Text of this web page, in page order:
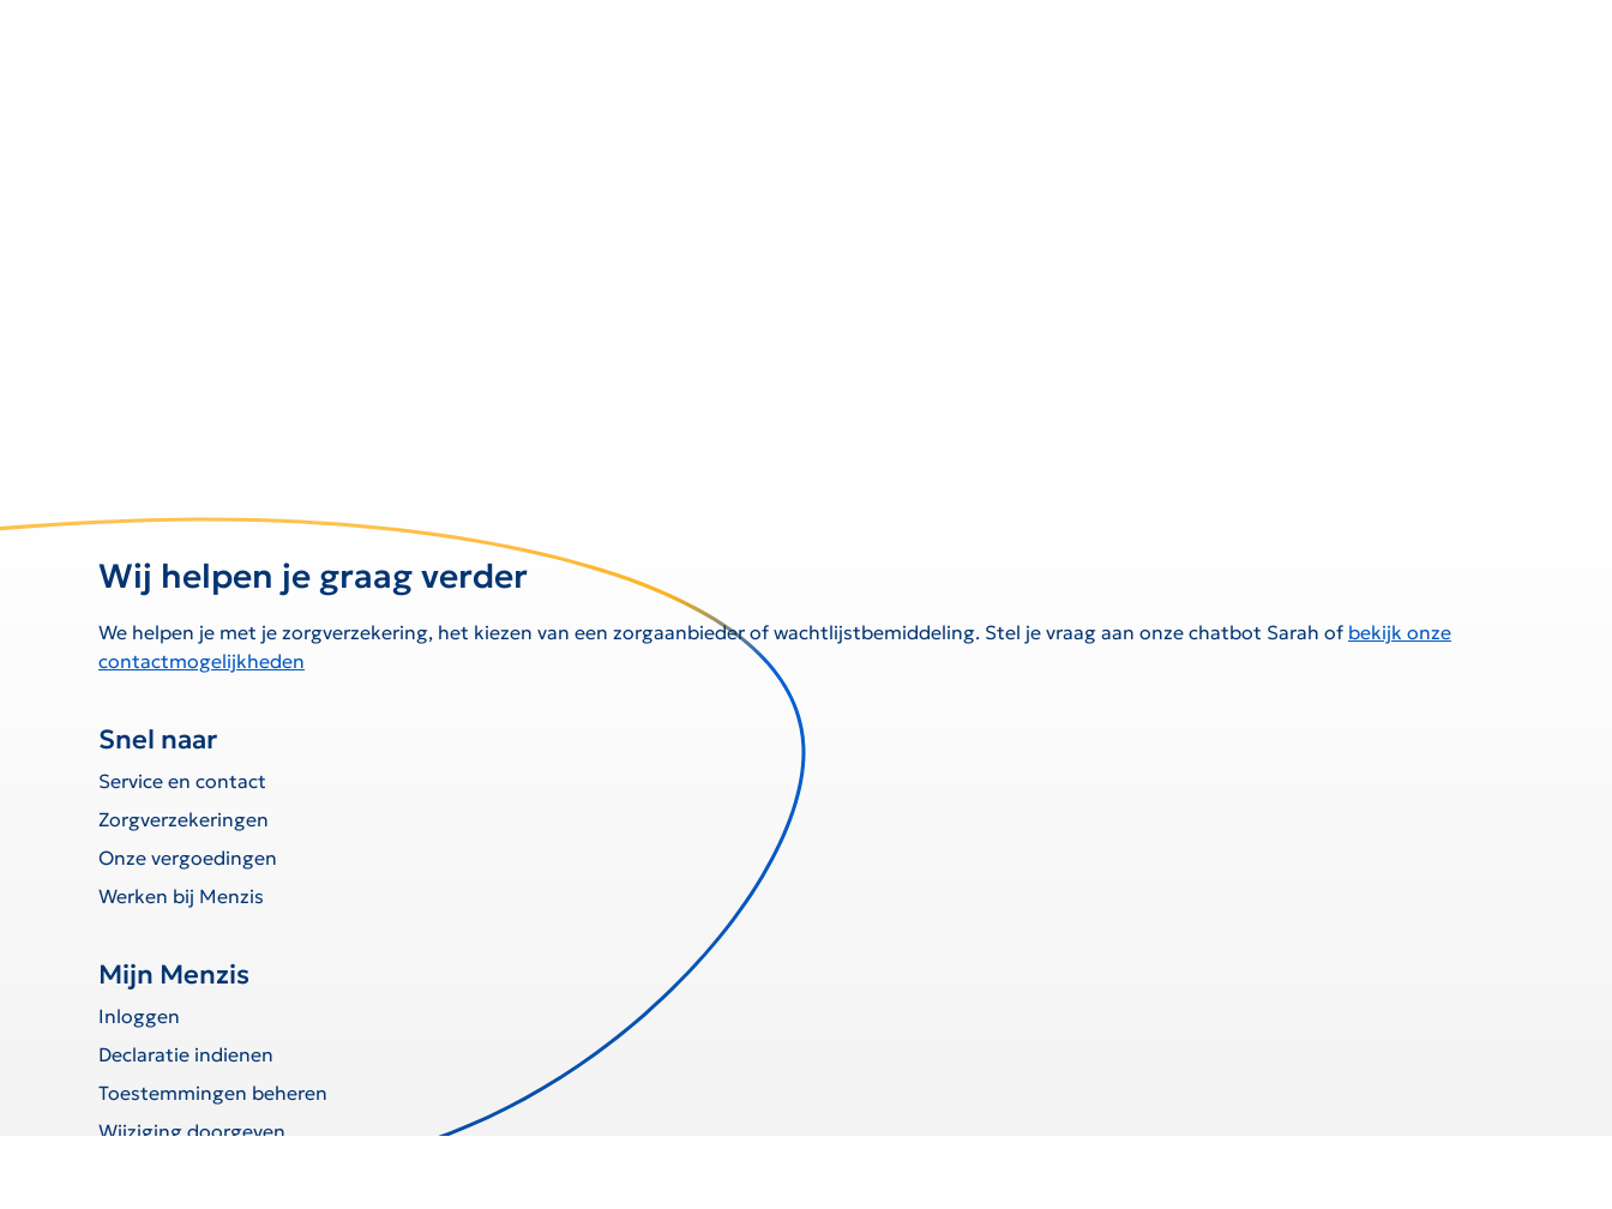
Wij helpen je graag verder
We helpen je met je zorgverzekering, het kiezen van een zorgaanbieder of wachtlijstbemiddeling. Stel je vraag aan onze chatbot Sarah of bekijk onze
contactmogelijkheden
Snel naar
Service en contact
Zorgverzekeringen
Onze vergoedingen
Werken bij Menzis
Mijn Menzis
Inloggen
Declaratie indienen
Toestemmingen beheren
Wijziging doorgeven